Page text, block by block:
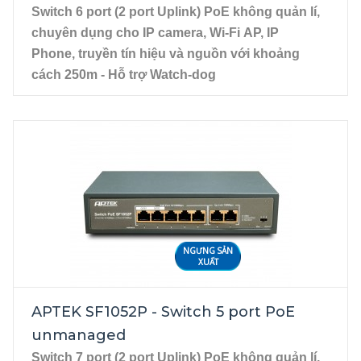
xa với tốc độ cao và ổn định.
Đặc điểm sản phẩm
18 port Fast Ethernet PoE, chuẩn
IEEE802.3at/af
Switch 6 port (2 port Uplink) PoE không quản lí,
chuyên dụng cho IP camera, Wi-Fi AP, IP
Phone, truyền tín hiệu và nguồn với khoảng
port kết nối với đầu ghi.
NGƯNG SẢN
XUẤT
APTEK SF1052P - Switch 5 port PoE
unmanaged
Switch 7 port (2 port Uplink) PoE không quản lí,